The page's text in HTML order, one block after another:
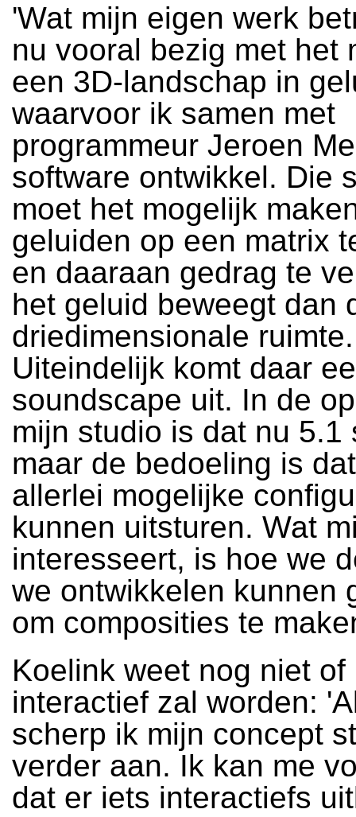
'Wat mijn eigen werk
nu vooral bezig met het
een 3D-landschap in
waarvoor ik samen met
programmeur Jeroen
software ontwikkel. Die
moet het mogelijk
geluiden op een matrix
en daaraan gedrag te
het geluid beweegt dan
driedimensionale ruimte.
Uiteindelijk komt daar
soundscape uit. In de
mijn studio is dat nu 5.1
maar de bedoeling is
allerlei mogelijke
kunnen uitsturen. Wat
interesseert, is hoe we
we ontwikkelen kunnen
om composities te
Koelink weet nog niet of
interactief zal worden:
scherp ik mijn concept
verder aan. Ik kan me
dat er iets interactiefs